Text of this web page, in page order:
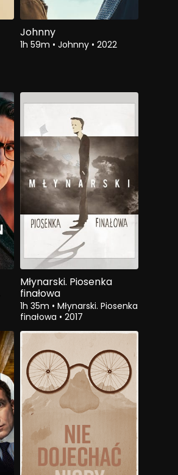
Johnny
1h 59m • Johnny • 2022
Młynarski. Piosenka
finałowa
1h 35m • Młynarski. Piosenka
finałowa • 2017
Zobacz$4.00